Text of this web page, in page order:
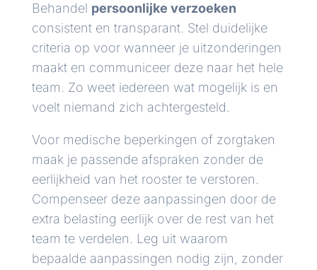
Behandel persoonlijke verzoeken
consistent en transparant. Stel duidelijke
criteria op voor wanneer je uitzonderingen
maakt en communiceer deze naar het hele
team. Zo weet iedereen wat mogelijk is en
voelt niemand zich achtergesteld.
Voor medische beperkingen of zorgtaken
maak je passende afspraken zonder de
eerlijkheid van het rooster te verstoren.
Compenseer deze aanpassingen door de
extra belasting eerlijk over de rest van het
team te verdelen. Leg uit waarom
bepaalde aanpassingen nodig zijn, zonder